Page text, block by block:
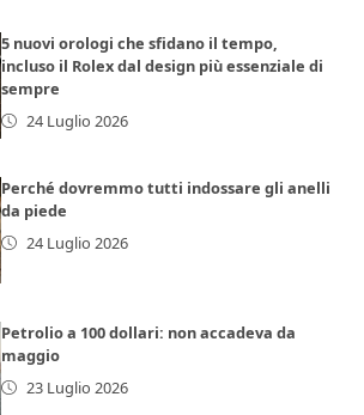
5 nuovi orologi che sfidano il tempo,
incluso il Rolex dal design più essenziale di
sempre
24 Luglio 2026
Perché dovremmo tutti indossare gli anelli
da piede
24 Luglio 2026
Petrolio a 100 dollari: non accadeva da
maggio
23 Luglio 2026